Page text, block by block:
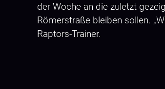
der Woche an die zuletzt
Römerstraße bleiben sollen.
Raptors-Trainer.